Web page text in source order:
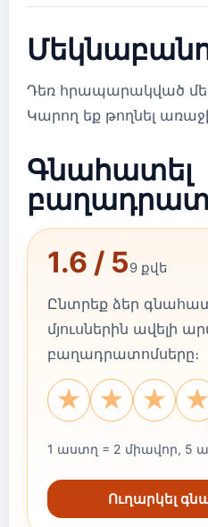
Դեռ հրապարակված
Կարող եք թողնել
Գնահատել
1.6 / 59 քվե
Ընտրեք ձեր
մյուսներին ավելի
բաղադրատոմսերը։
★
★
★
★
1 աստղ = 2 միավոր, 5
Ուղարկել